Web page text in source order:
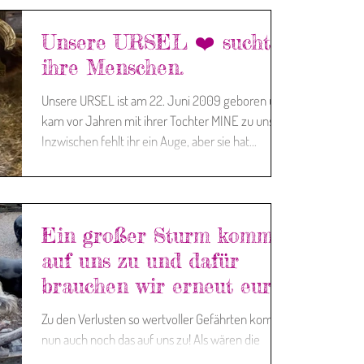
Unsere URSEL ❤️ sucht
ihre Menschen.
Unsere URSEL ist am 22. Juni 2009 geboren und
kam vor Jahren mit ihrer Tochter MINE zu uns.
Inzwischen fehlt ihr ein Auge, aber sie hat...
Ein großer Sturm kommt
auf uns zu und dafür
brauchen wir erneut eure
Hilfe! ❤
Zu den Verlusten so wertvoller Gefährten kommt
nun auch noch das auf uns zu! Als wären die